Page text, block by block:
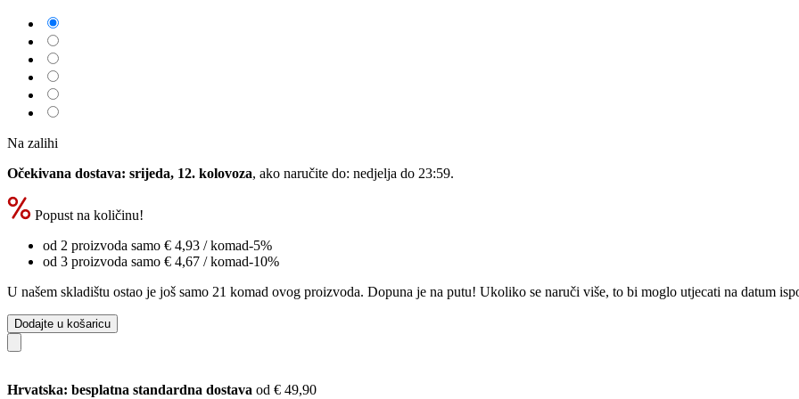
Na zalihi
Očekivana dostava: srijeda, 12. kolovoza, ako naručite do: nedjelja do 23:59.
Popust na količinu!
od 2 proizvoda samo € 4,93 / komad-5%
od 3 proizvoda samo € 4,67 / komad-10%
U našem skladištu ostao je još samo 21 komad ovog proizvoda. Dopuna je na putu! Ukoliko se naruči više, to bi moglo utjecati na datum
Dodajte u košaricu
Hrvatska: besplatna standardna dostava od € 49,90